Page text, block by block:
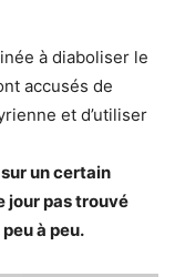
à diaboliser le
accusés de
et d’utiliser
un certain
jour pas trouvé
à peu.